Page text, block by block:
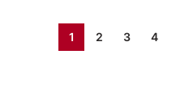
1 2 3 4